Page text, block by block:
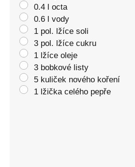
0.4 l octa
0.6 l vody
1 pol. lžíce soli
3 pol. lžíce cukru
1 lžíce oleje
3 bobkové listy
5 kuliček nového koření
1 lžička celého pepře